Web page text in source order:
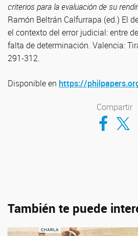
criterios para la evaluación de su
Ramón Beltrán Calfurrapa (ed.) El
el contexto del error judicial: entre
falta de determinación. Valencia:
291-312.
Disponible en https://
Compartir
Compartir en
También te puede